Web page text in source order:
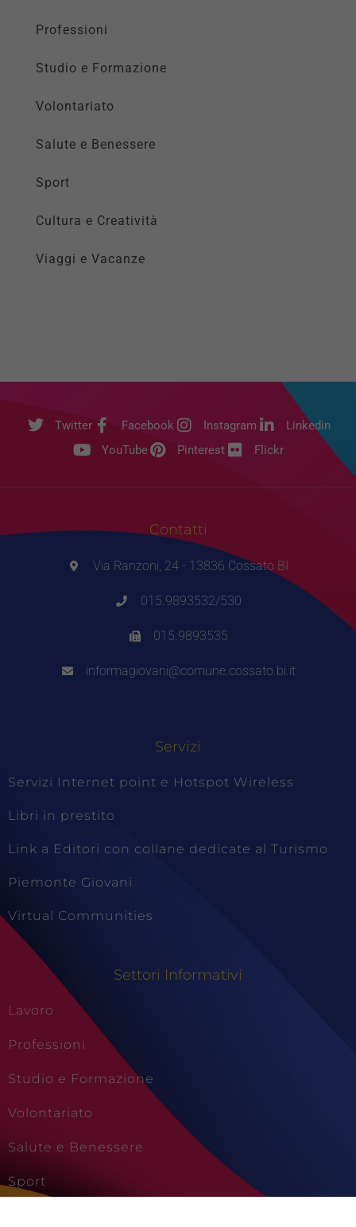
Professioni
Studio e Formazione
Volontariato
Salute e Benessere
Sport
Cultura e Creatività
Viaggi e Vacanze
Twitter Facebook Instagram
Linkedin
YouTube
Pinterest Flickr
Contatti
Via Ranzoni, 24 - 13836 Cossato BI
015.9893532/530
015.9893535
informagiovani@comune.cossato.bi.it
Servizi
Servizi Internet point e Hotspot Wireless
Libri in prestito
Link a Editori con collane dedicate al Turismo
Piemonte Giovani
Virtual Communities
Settori Informativi
Lavoro
Professioni
Studio e Formazione
Volontariato
Salute e Benessere
Sport